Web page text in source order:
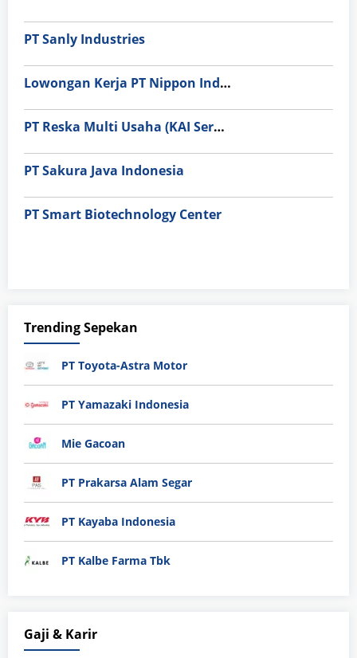
PT Sanly Industries
Lowongan Kerja PT Nippon Indosari Corpindo Tbk. Bulan Agustus 2026
PT Reska Multi Usaha (KAI Services)
PT Sakura Java Indonesia
PT Smart Biotechnology Center
Trending Sepekan
PT Toyota-Astra Motor
PT Yamazaki Indonesia
Mie Gacoan
PT Prakarsa Alam Segar
PT Kayaba Indonesia
PT Kalbe Farma Tbk
Gaji & Karir